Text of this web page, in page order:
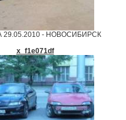
29.05.2010 - НОВОСИБИРСК
x_f1e071df